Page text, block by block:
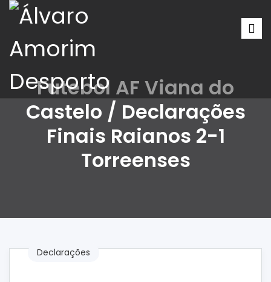
Futebol AF Viana do
Castelo / Declarações
Finais Raianos 2-1
Torreenses
Declarações